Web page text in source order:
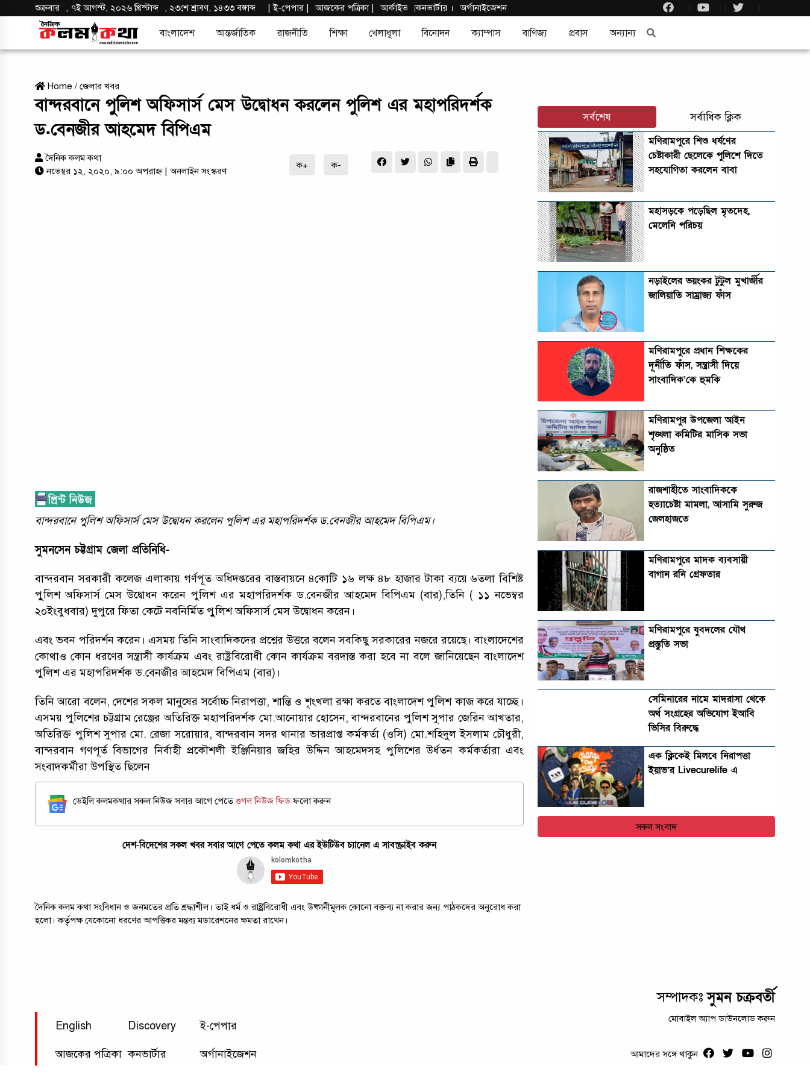
শুক্রবার , ৭ই আগস্ট, ২০২৬ খ্রিস্টাব্দ ,২৩শে শ্রাবণ, ১৪৩৩ বঙ্গাব্দ |ই-পেপার | আজকের পত্রিকা | আর্কাইভ |কনভার্টার । অর্গানাইজেশন
বাংলাদেশ আন্তর্জাতিক রাজনীতি শিক্ষা খেলাধূলা বিনোদন ক্যাম্পাস বাণিজ্য প্রবাস অন্যান্য
Home /জেলার খবর
বান্দরবানে পুুলিশ অফিসার্স মেস উদ্বোধন করলেন পুলিশ এর মহাপরিদর্শক
ড.বেনজীর আহমেদ বিপিএম
দৈনিক কলম কথা
নভেম্বর ১২, ২০২০, ৯:০০ অপরাহ্ন | অনলাইন সংস্করণ
ক+ ক-
বান্দরবানে পুুলিশ অফিসার্স মেস উদ্বোধন করলেন পুলিশ এর মহাপরিদর্শক ড.বেনজীর আহমেদ বিপিএম।
সুমনসেন চট্টগ্রাম জেলা প্রতিনিধি-
বান্দরবান সরকারী কলেজ এলাকায় গর্ণপূত অধিদপ্তরের বাস্তবায়নে ৪কোটি ১৬ লক্ষ ৪৮ হাজার টাকা ব্যয়ে ৬তলা বিশিষ্ট
পুুলিশ অফিসার্স মেস উদ্বোধন করেন পুলিশ এর মহাপরিদর্শক ড.বেনজীর আহমেদ বিপিএম (বার),তিনি ( ১১ নভেম্বর
২০ইংবুধবার) দুপুরে ফিতা কেটে নবনির্মিত পুুলিশ অফিসার্স মেস উদ্বোধন করেন।
এবং ভবন পরিদর্শন করেন। এসময় তিনি সাংবাদিকদের প্রশ্নের উত্তরে বলেন সবকিছু সরকারের নজরে রয়েছে। বাংলাদেশের
কোথাও কোন ধরণের সন্ত্রাসী কার্যক্রম এবং রাষ্ট্রবিরোধী কোন কার্যক্রম বরদাস্ত করা হবে না বলে জানিয়েছেন বাংলাদেশ
পুলিশ এর মহাপরিদর্শক ড.বেনজীর আহমেদ বিপিএম (বার)।
তিনি আরো বলেন, দেশের সকল মানুষের সর্বোচ্চ নিরাপত্তা, শান্তি ও শৃংখলা রক্ষা করতে বাংলাদেশ পুলিশ কাজ করে যাচ্ছে।
এসময় পুলিশের চট্টগ্রাম রেঞ্জের অতিরিক্ত মহাপরিদর্শক মো.আনোয়ার হোসেন, বান্দরবানের পুলিশ সুপার জেরিন আখতার,
অতিরিক্ত পুলিশ সুপার মো. রেজা সরোয়ার, বান্দরবান সদর থানার ভারপ্রাপ্ত কর্মকর্তা (ওসি) মো.শহিদুল ইসলাম চৌধুরী,
বান্দরবান গণপূর্ত বিভাগের নির্বাহী প্রকৌশলী ইঞ্জিনিয়ার জহির উদ্দিন আহমেদসহ পুলিশের উর্ধতন কর্মকর্তারা এবং
সংবাদকর্মীরা উপস্থিত ছিলেন
ডেইলি কলমকথার সকল নিউজ সবার আগে পেতেগুগল নিউজ ফিডফলো করুন
দেশ-বিদেশের সকল খবর সবার আগে পেতে কলম কথা এর ইউটিউব চ্যানেল এ সাবস্ক্রাইব করুন
দৈনিক কলম কথা সংবিধান ও জনমতের প্রতি শ্রদ্ধাশীল। তাই ধর্ম ও রাষ্ট্রবিরোধী এবং উষ্কানীমূলক কোনো বক্তব্য না করার জন্য পাঠকদের অনুরোধ করা
হলো। কর্তৃপক্ষ যেকোনো ধরণের আপত্তিকর মন্তব্য মডারেশনের ক্ষমতা রাখেন।
সর্বশেষ সর্বাধিক ক্লিক
মণিরামপুরে শিশু ধর্ষণের
চেষ্টাকারী ছেলেকে পুলিশে দিতে
সহযোগিতা করলেন বাবা
মহাসড়কে পড়েছিল মৃতদেহ,
মেলেনি পরিচয়
নড়াইলের ভয়ংকর টুটুল মুখার্জীর
জালিয়াতি সাম্রাজ্য ফাঁস
মণিরামপুরে প্রধান শিক্ষকের
দূর্নীতি ফাঁস, সন্ত্রাসী দিয়ে
সাংবাদিক’কে হুমকি
মণিরামপুর উপজেলা আইন
শৃঙ্খলা কমিটির মাসিক সভা
অনুষ্ঠিত‎‎
রাজশাহীতে সাংবাদিককে
হত্যাচেষ্টা মামলা, আসামি সুরুজ
জেলহাজতে
মণিরামপুরে মাদক ব্যবসায়ী
বাগান রনি গ্রেফতার
মণিরামপুরে যুবদলের যৌথ
প্রস্তুতি সভা
সেমিনারের নামে মাদরাসা থেকে
অর্থ সংগ্রহের অভিযোগ ইআবি
ভিসির বিরুদ্ধে
এক ক্লিকেই মিলবে নিরাপত্তা
ইয়াভ’র Livecurelife এ
সকল সংবাদ
সম্পাদকঃসুমন চক্রবর্তী
English Discovery ই-পেপার
আজকের পত্রিকা কনভার্টার অর্গানাইজেশন
মোবাইল অ্যাপ ডাউনলোড করুন
আমাদের সঙ্গে থাকুন